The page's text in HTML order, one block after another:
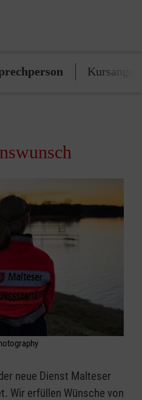
neue Dienst Malteser
Wir erfüllen Wünsche von